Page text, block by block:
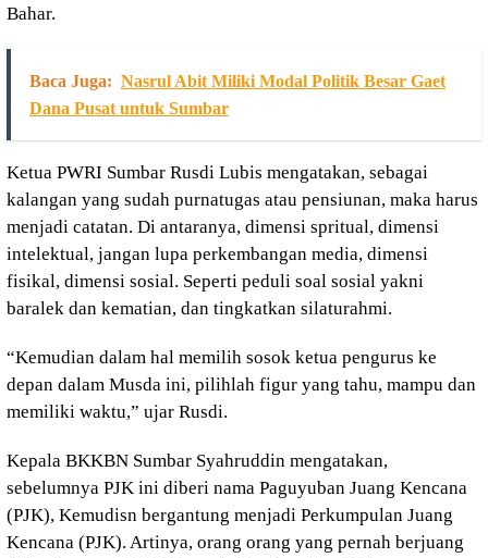
Bahar.
Baca Juga: Nasrul Abit Miliki Modal Politik Besar Gaet
Dana Pusat untuk Sumbar
Ketua PWRI Sumbar Rusdi Lubis mengatakan, sebagai
kalangan yang sudah purnatugas atau pensiunan, maka harus
menjadi catatan. Di antaranya, dimensi spritual, dimensi
intelektual, jangan lupa perkembangan media, dimensi
fisikal, dimensi sosial. Seperti peduli soal sosial yakni
baralek dan kematian, dan tingkatkan silaturahmi.
“Kemudian dalam hal memilih sosok ketua pengurus ke
depan dalam Musda ini, pilihlah figur yang tahu, mampu dan
memiliki waktu,” ujar Rusdi.
Kepala BKKBN Sumbar Syahruddin mengatakan,
sebelumnya PJK ini diberi nama Paguyuban Juang Kencana
(PJK), Kemudisn bergantung menjadi Perkumpulan Juang
Kencana (PJK). Artinya, orang orang yang pernah berjuang